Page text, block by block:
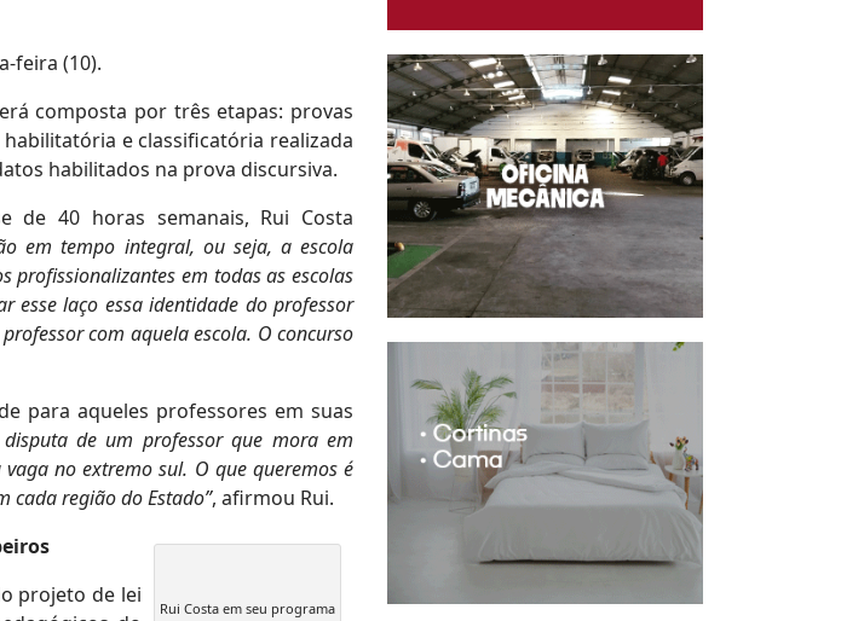
feira (10).
composta por três etapas: provas
e classificatória realizada
habilitados na prova discursiva.
40 horas semanais, Rui Costa
em tempo integral, ou seja, a escola
profissionalizantes em todas as escolas
esse laço essa identidade do professor
com aquela escola. O concurso
para aqueles professores em suas
de um professor que mora em
no extremo sul. O que queremos é
cada região do Estado”, afirmou Rui.
Rui Costa em seu programa
projeto de lei